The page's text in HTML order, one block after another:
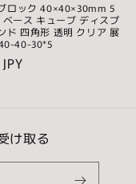
ロック 40×40×30mm 5
ース キューブ ディスプ
ド 四角形 透明 クリア 展
40-30*5
け取る